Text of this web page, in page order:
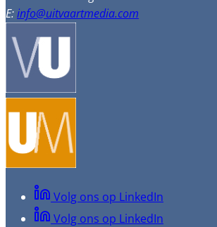
E:info@uitvaartmedia.com
Volg ons op LinkedIn
Volg ons op LinkedIn